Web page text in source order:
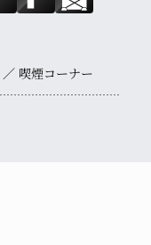
喫煙コーナー